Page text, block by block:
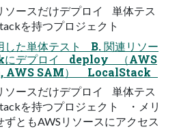
ースだけデプロイ 単体テス
を持つプロジェクト
た単体テスト B. 関連リソー
にデプロイ deploy （AWS
AWS SAM） LocalStack
ースだけデプロイ 単体テス
を持つプロジェクト ・メリ
ともAWSリソースにアクセス